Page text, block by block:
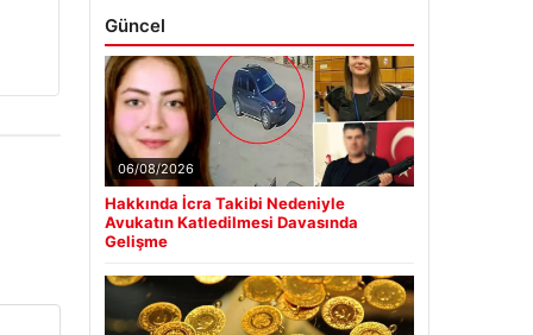
Güncel
06/08/2026
Hakkında İcra Takibi Nedeniyle
Avukatın Katledilmesi Davasında
Gelişme